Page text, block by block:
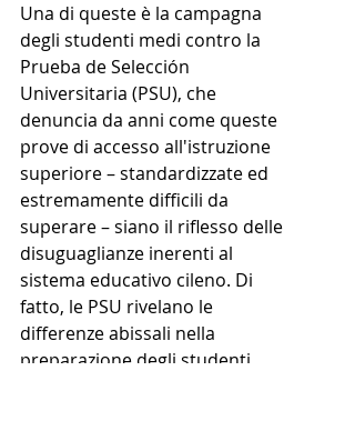
Una di queste è la campagna
degli studenti medi contro la
Prueba de Selección
Universitaria (PSU), che
denuncia da anni come queste
prove di accesso all'istruzione
superiore – standardizzate ed
estremamente difficili da
superare – siano il riflesso delle
disuguaglianze inerenti al
sistema educativo cileno. Di
fatto, le PSU rivelano le
differenze abissali nella
preparazione degli studenti